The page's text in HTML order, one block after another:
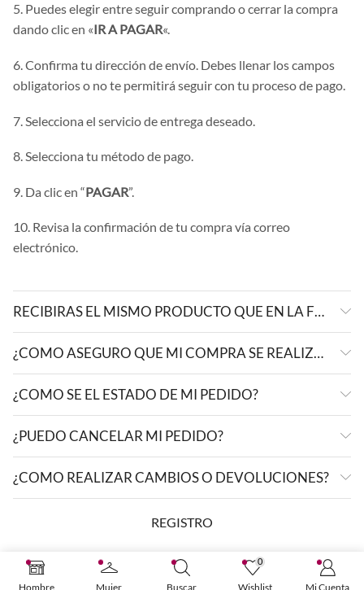
5. Puedes elegir entre seguir comprando o cerrar la compra
dando clic en «IR A PAGAR«.
6. Confirma tu dirección de envío. Debes llenar los campos
obligatorios o no te permitirá seguir con tu proceso de pago.
7. Selecciona el servicio de entrega deseado.
8. Selecciona tu método de pago.
9. Da clic en “PAGAR”.
10. Revisa la confirmación de tu compra vía correo
electrónico.
RECIBIRAS EL MISMO PRODUCTO QUE EN LA FOTO?
¿COMO ASEGURO QUE MI COMPRA SE REALIZÓ CORRECTAMENTE?
¿COMO SE EL ESTADO DE MI PEDIDO?
¿PUEDO CANCELAR MI PEDIDO?
¿COMO REALIZAR CAMBIOS O DEVOLUCIONES?
REGISTRO
Hombre Mujer Buscar
0
Wishlist Mi Cuenta